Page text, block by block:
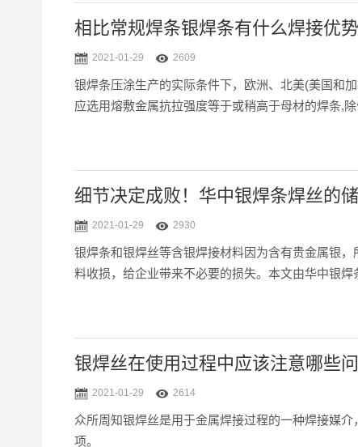
相比常规焊条银焊条有什么焊接优势
2021-01-29 2609
银焊条压涂生产的实际条件下，欧洲、北美(美国和
应选用熔敷金属抗拉强度等于或稍高于母材的焊条,除
细节决定成败！华中银焊条焊丝的
2021-01-29 2930
银焊条和银焊丝等含银焊接材料因为含有贵金属银
料收损，给企业带来不必要的损失。本文由华中银焊
银焊丝在使用过程中应该注意哪些
2021-01-29 2614
众所周知银焊丝是用于金属焊接过程的一种焊接媒
项。